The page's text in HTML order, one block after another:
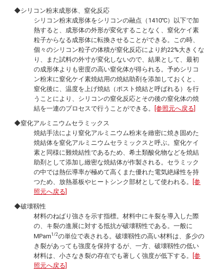
◆シリコン粉末成形体、窒化反応
シリコン粉末成形体をシリコンの融点（1410℃）以下で加
熱すると、成形体の外形が変化することなく、窒化ケイ素
粒子からなる成形体に転換させることができる。この時、
個々のシリコン粒子の体積が窒化反応により約22%大きくな
り、また試料の外寸が変化しないので、結果として、最初
の成形体よりも密度の高い窒化体が得られる。予めシリコ
ン粉末に窒化ケイ素焼結用の焼結助剤を添加しておくと、
窒化後に、温度を上げ焼結（ポスト焼結と呼ばれる）を行
うことにより、シリコンの窒化反応とその後の窒化体の焼
結を一連のプロセスで行うことができる。
[参照元へ戻る]
◆窒化アルミニウムセラミックス
焼結手法により窒化アルミニウム粉末を緻密に焼き固めた
焼結体を窒化アルミニウムセラミックスと呼ぶ。窒化ケイ
素と同様に難焼結性であるため、希土類酸化物などを焼結
助剤として添加し緻密な焼結体が作製される。セラミック
の中では熱伝導率が極めて高くまた優れた電気絶縁性を持
つため、放熱基板やヒートシンク部材として使われる。
[参
照元へ戻る]
◆破壊靱性
材料のねばり強さを示す指標。材料中にキ裂を導入した際
の、キ裂の進展に対する抵抗が破壊靱性である。一般に
MPam1/2の単位で表される。破壊靱性の高い材料は、多少の
き裂があっても強度を保持するが、一方、破壊靱性の低い
材料は、小さなき裂の存在でも著しく強度が低下する。
[参
照元へ戻る]